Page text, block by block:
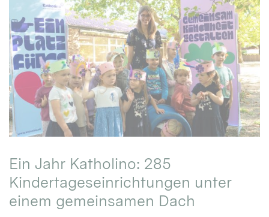
Ein Jahr Katholino: 285
Kindertageseinrichtungen unter
einem gemeinsamen Dach